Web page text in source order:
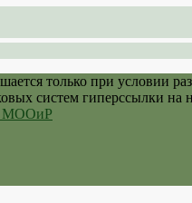
только при условии
систем гиперссылки на
МООиР